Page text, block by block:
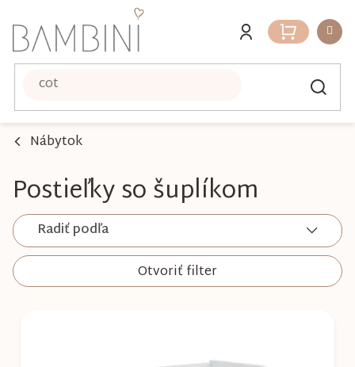
na
obsah
Nákupný
košík
Nábytok
Postieľky so šuplíkom
Radiť podľa
Otvoriť filter